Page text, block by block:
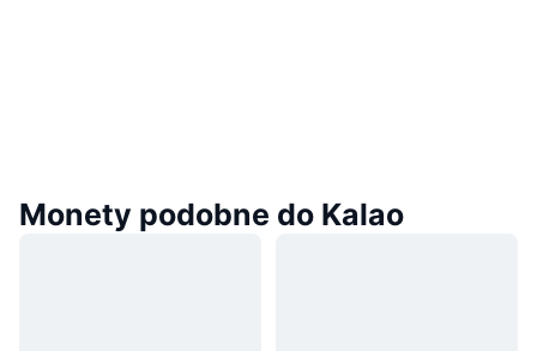
Monety podobne do Kalao